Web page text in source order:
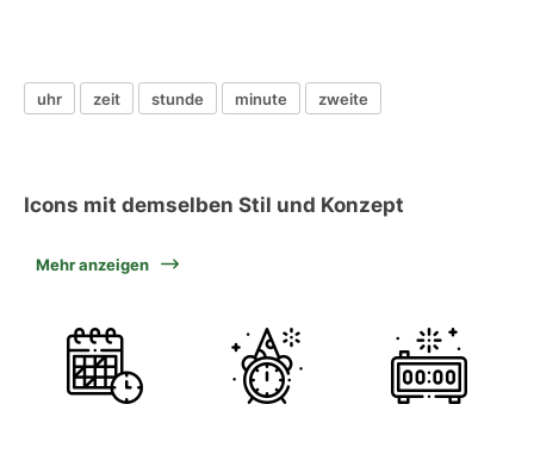
uhr zeit stunde minute zweite
Icons mit demselben Stil und Konzept
Mehr anzeigen